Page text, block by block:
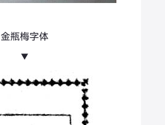
金瓶梅字体
▼